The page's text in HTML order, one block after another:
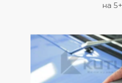
на 5+